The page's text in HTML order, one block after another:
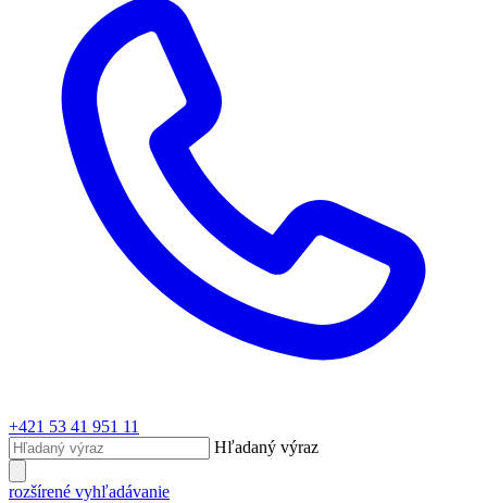
+421 53 41 951 11
Hľadaný výraz
rozšírené vyhľadávanie